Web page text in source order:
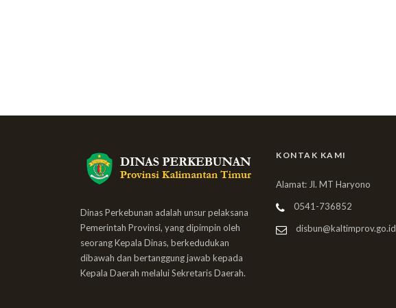
Dinas Perkebunan adalah unsur pelaksana
Pemerintah Provinsi, yang dipimpin oleh
seorang Kepala Dinas, berkedudukan
dibawah dan bertanggung jawab kepada
Kepala Daerah melalui Sekretaris Daerah.
KONTAK KAMI
Alamat: Jl. MT Haryono
0541-736852
disbun@kaltimprov.go.id